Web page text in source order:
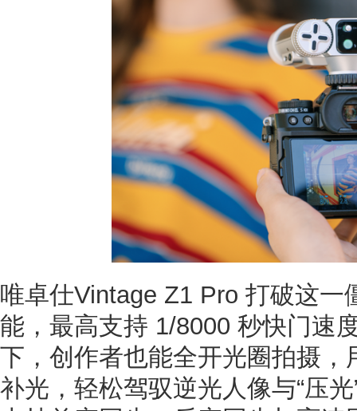
唯卓仕Vintage Z1 Pro 打破这一
能，最高支持 1/8000 秒快门速
下，创作者也能全开光圈拍摄
补光，轻松驾驭逆光人像与“压